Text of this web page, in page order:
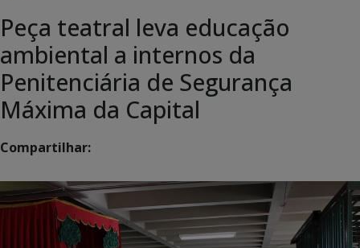
Peça teatral leva educação
ambiental a internos da
Penitenciária de Segurança
Máxima da Capital
Compartilhar: